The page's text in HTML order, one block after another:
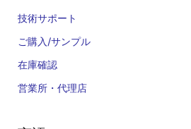
技術サポート
ご購入/サンプル
在庫確認
営業所・代理店